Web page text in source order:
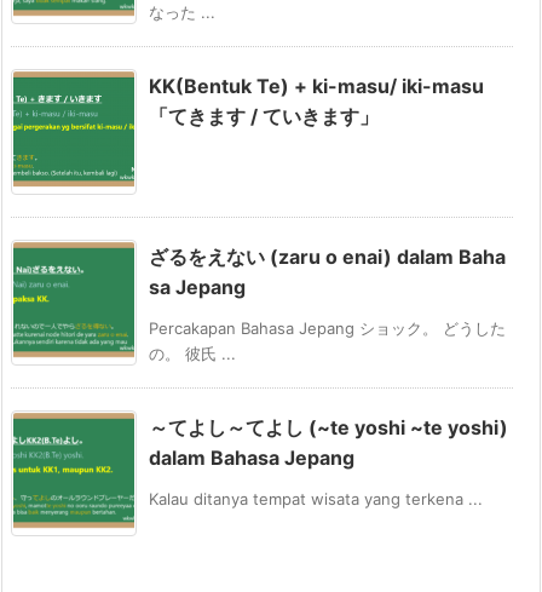
なった ...
KK(Bentuk Te) + ki-masu/ iki-masu
「てきます / ていきます」
ざるをえない (zaru o enai) dalam Baha
sa Jepang
Percakapan Bahasa Jepang ショック。 どうした
の。 彼氏 ...
～てよし～てよし (~te yoshi ~te yoshi)
dalam Bahasa Jepang
Kalau ditanya tempat wisata yang terkena ...